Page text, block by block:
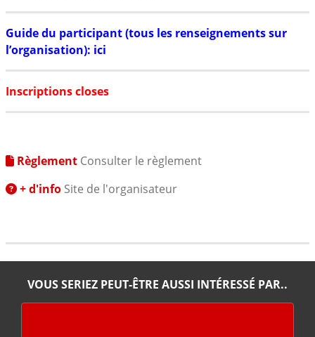
Guide du participant (tous les renseignements sur
l’organisation): ici
Inscriptions closes
Règlement Consulter le règlement
+ d'info Site de l'organisateur
VOUS SERIEZ PEUT-ÊTRE AUSSI INTÉRESSÉ PAR..